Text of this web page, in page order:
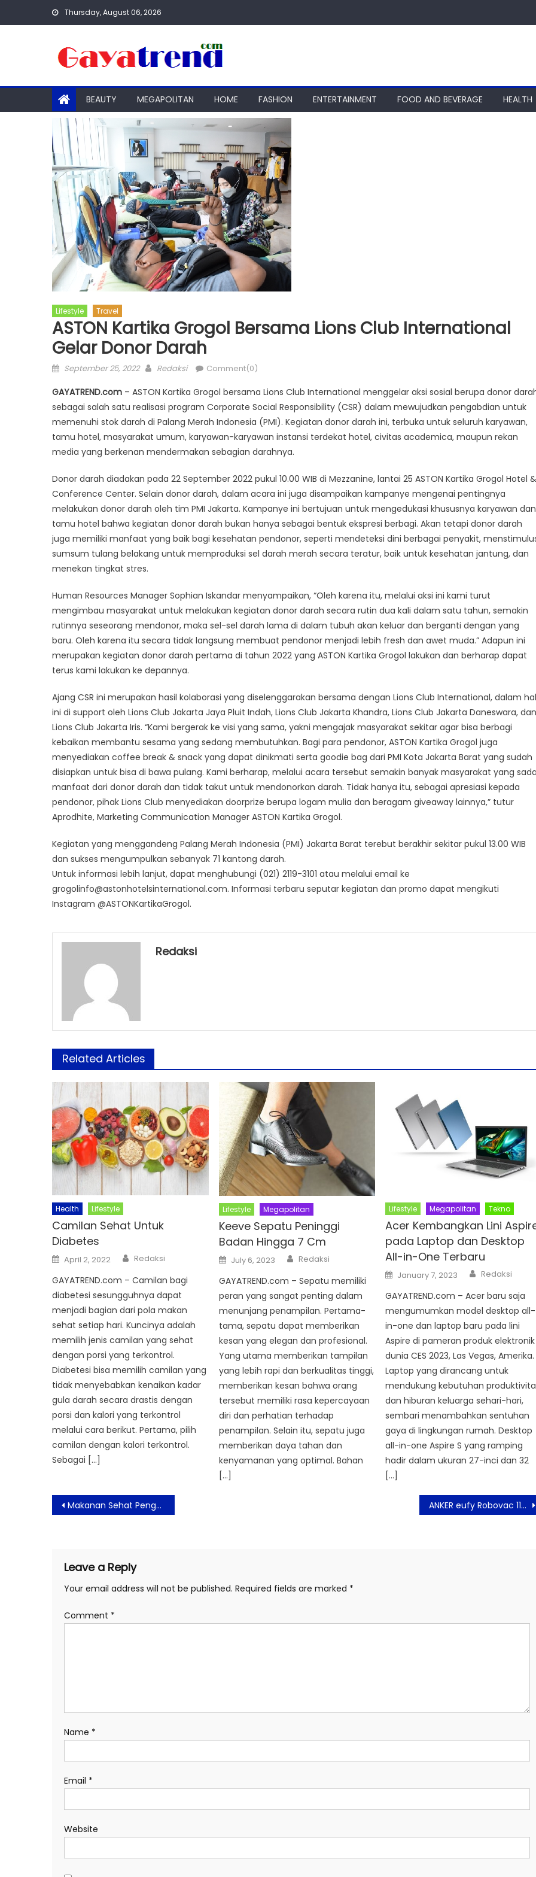
Thursday, August 06, 2026
BEAUTY MEGAPOLITAN HOME FASHION ENTERTAINMENT FOOD AND BEVERAGE HEALTH
Lifestyle Travel
ASTON Kartika Grogol Bersama Lions Club International
Gelar Donor Darah
Posted
September 25, 2022 Author
Redaksi Comment(0)
GAYATREND.com – ASTON Kartika Grogol bersama Lions Club International menggelar aksi sosial berupa donor
sebagai salah satu realisasi program Corporate Social Responsibility (CSR) dalam mewujudkan pengabdian untuk
memenuhi stok darah di Palang Merah Indonesia (PMI). Kegiatan donor darah ini, terbuka untuk seluruh karyawan,
tamu hotel, masyarakat umum, karyawan-karyawan instansi terdekat hotel, civitas academica, maupun rekan
media yang berkenan mendermakan sebagian darahnya.
Donor darah diadakan pada 22 September 2022 pukul 10.00 WIB di Mezzanine, lantai 25 ASTON Kartika Grogol Hotel &
Conference Center. Selain donor darah, dalam acara ini juga disampaikan kampanye mengenai pentingnya
melakukan donor darah oleh tim PMI Jakarta. Kampanye ini bertujuan untuk mengedukasi khususnya karyawan dan
tamu hotel bahwa kegiatan donor darah bukan hanya sebagai bentuk ekspresi berbagi. Akan tetapi donor darah
juga memiliki manfaat yang baik bagi kesehatan pendonor, seperti mendeteksi dini berbagai penyakit,
sumsum tulang belakang untuk memproduksi sel darah merah secara teratur, baik untuk kesehatan jantung, dan
menekan tingkat stres.
Human Resources Manager Sophian Iskandar menyampaikan, “Oleh karena itu, melalui aksi ini kami turut
mengimbau masyarakat untuk melakukan kegiatan donor darah secara rutin dua kali dalam satu tahun, semakin
rutinnya seseorang mendonor, maka sel-sel darah lama di dalam tubuh akan keluar dan berganti dengan yang
baru. Oleh karena itu secara tidak langsung membuat pendonor menjadi lebih fresh dan awet muda.” Adapun ini
merupakan kegiatan donor darah pertama di tahun 2022 yang ASTON Kartika Grogol lakukan dan berharap dapat
terus kami lakukan ke depannya.
Ajang CSR ini merupakan hasil kolaborasi yang diselenggarakan bersama dengan Lions Club International, dalam hal
ini di support oleh Lions Club Jakarta Jaya Pluit Indah, Lions Club Jakarta Khandra, Lions Club Jakarta Daneswara, dan
Lions Club Jakarta Iris. “Kami bergerak ke visi yang sama, yakni mengajak masyarakat sekitar agar bisa berbagi
kebaikan membantu sesama yang sedang membutuhkan. Bagi para pendonor, ASTON Kartika Grogol juga
menyediakan coffee break & snack yang dapat dinikmati serta goodie bag dari PMI Kota Jakarta Barat yang sudah
disiapkan untuk bisa di bawa pulang. Kami berharap, melalui acara tersebut semakin banyak masyarakat yang
manfaat dari donor darah dan tidak takut untuk mendonorkan darah. Tidak hanya itu, sebagai apresiasi kepada
pendonor, pihak Lions Club menyediakan doorprize berupa logam mulia dan beragam giveaway lainnya,” tutur
Aprodhite, Marketing Communication Manager ASTON Kartika Grogol.
Kegiatan yang menggandeng Palang Merah Indonesia (PMI) Jakarta Barat terebut berakhir sekitar pukul 13.00 WIB
dan sukses mengumpulkan sebanyak 71 kantong darah.
Untuk informasi lebih lanjut, dapat menghubungi (021) 2119-3101 atau melalui email ke
grogolinfo@astonhotelsinternational.com. Informasi terbaru seputar kegiatan dan promo dapat mengikuti
Instagram @ASTONKartikaGrogol.
Redaksi
Related Articles
Health Lifestyle
Camilan Sehat Untuk
Diabetes
Posted
on
April 2, 2022 Author
Redaksi
GAYATREND.com – Camilan bagi
diabetesi sesungguhnya dapat
menjadi bagian dari pola makan
sehat setiap hari. Kuncinya adalah
memilih jenis camilan yang sehat
dengan porsi yang terkontrol.
Diabetesi bisa memilih camilan yang
tidak menyebabkan kenaikan kadar
gula darah secara drastis dengan
porsi dan kalori yang terkontrol
melalui cara berikut. Pertama, pilih
camilan dengan kalori terkontrol.
Sebagai […]
Lifestyle Megapolitan
Keeve Sepatu Peninggi
Badan Hingga 7 Cm
Posted
on
July 6, 2023 Author
Redaksi
GAYATREND.com – Sepatu memiliki
peran yang sangat penting dalam
menunjang penampilan. Pertama-
tama, sepatu dapat memberikan
kesan yang elegan dan profesional.
Yang utama memberikan tampilan
yang lebih rapi dan berkualitas tinggi,
memberikan kesan bahwa orang
tersebut memiliki rasa kepercayaan
diri dan perhatian terhadap
penampilan. Selain itu, sepatu juga
memberikan daya tahan dan
kenyamanan yang optimal. Bahan
[…]
Lifestyle Megapolitan Tekno
Acer Kembangkan Lini
pada Laptop dan Desktop
All-in-One Terbaru
Posted
on
January 7, 2023 Author
Redaksi
GAYATREND.com – Acer baru saja
mengumumkan model desktop all-
in-one dan laptop baru pada lini
Aspire di pameran produk elektronik
dunia CES 2023, Las Vegas, Amerika.
Laptop yang dirancang untuk
mendukung kebutuhan
dan hiburan keluarga sehari-hari,
sembari menambahkan sentuhan
gaya di lingkungan rumah. Desktop
all-in-one Aspire S yang ramping
hadir dalam ukuran 27-inci dan 32
[…]
Post
navigation
Makanan Sehat Pengganti Nasi Putih ANKER eufy Robovac 11s, Robot Pembersih Pintar Gaya Modern
Leave a Reply
Your email address will not be published. Required fields are marked *
Comment *
Name *
Email *
Website